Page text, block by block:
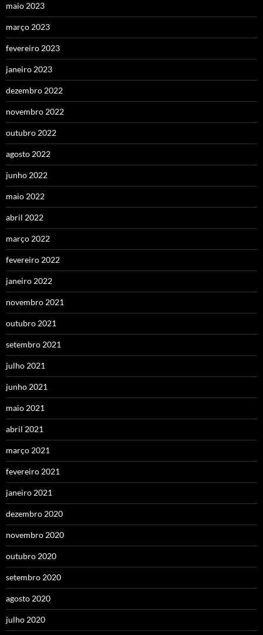
maio 2023
março 2023
fevereiro 2023
janeiro 2023
dezembro 2022
novembro 2022
outubro 2022
agosto 2022
junho 2022
maio 2022
abril 2022
março 2022
fevereiro 2022
janeiro 2022
novembro 2021
outubro 2021
setembro 2021
julho 2021
junho 2021
maio 2021
abril 2021
março 2021
fevereiro 2021
janeiro 2021
dezembro 2020
novembro 2020
outubro 2020
setembro 2020
agosto 2020
julho 2020